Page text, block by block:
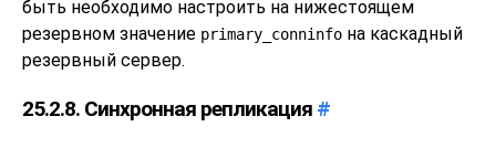
быть необходимо настроить на нижестоящем
резервном значение primary_conninfo на каскадный
резервный сервер.
25.2.8. Синхронная репликация #